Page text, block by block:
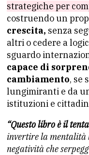
strategiche per
costruendo un
crescita, senza
altri o cedere a
sguardo
capace di
cambiamento, se
lungimiranti e da
istituzioni e
“Questo libro è il
invertire la mentalità
negatività che